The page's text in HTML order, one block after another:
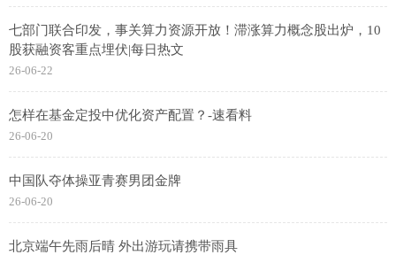
七部门联合印发，事关算力资源开放！滞涨算力概念股出炉，10
股获融资客重点埋伏|每日热文
26-06-22
怎样在基金定投中优化资产配置？-速看料
26-06-20
中国队夺体操亚青赛男团金牌
26-06-20
北京端午先雨后晴 外出游玩请携带雨具